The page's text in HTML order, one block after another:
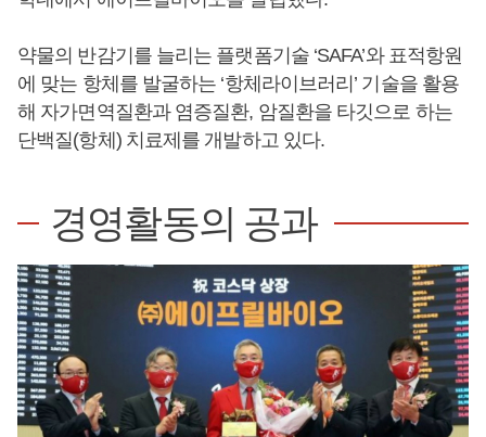
약물의 반감기를 늘리는 플랫폼기술 ‘SAFA’와 표적항원
에 맞는 항체를 발굴하는 ‘항체라이브러리’ 기술을 활용
해 자가면역질환과 염증질환, 암질환을 타깃으로 하는
단백질(항체) 치료제를 개발하고 있다.
경영활동의 공과